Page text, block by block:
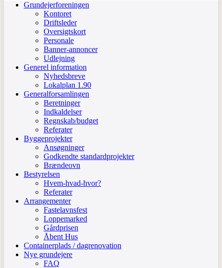
Grundejerforeningen
Kontoret
Driftsleder
Oversigtskort
Personale
Banner-annoncer
Udlejning
Generel information
Nyhedsbreve
Lokalplan 1.90
Generalforsamlingen
Beretninger
Indkaldelser
Regnskab/budget
Referater
Byggeprojekter
Ansøgninger
Godkendte standardprojekter
Brændeovn
Bestyrelsen
Hvem-hvad-hvor?
Referater
Arrangementer
Fastelavnsfest
Loppemarked
Gårdprisen
Åbent Hus
Containerplads / dagrenovation
Nye grundejere
FAQ